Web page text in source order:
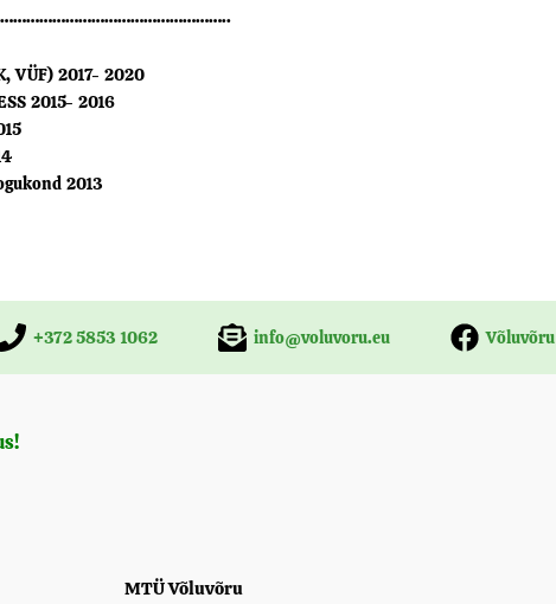
VÜF) 2017- 2020
2015- 2016
2013
+372 5853 1062 info@voluvoru.eu Võluvõru
MTÜ Võluvõru